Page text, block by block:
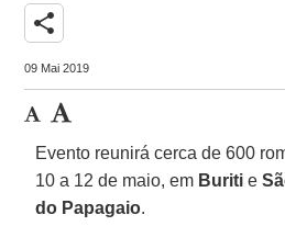
share
09 Mai 2019
Evento reunirá cerca de 600
10 a 12 de maio, em Buriti e
do Papagaio.